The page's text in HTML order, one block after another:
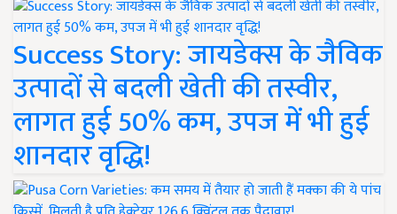
Success Story: जायडेक्स के जैविक
उत्पादों से बदली खेती की तस्वीर,
लागत हुई 50% कम, उपज में भी हुई
शानदार वृद्धि!